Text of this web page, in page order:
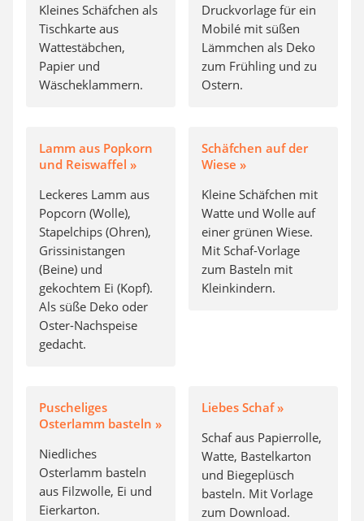
Kleines Schäfchen als
Tischkarte aus
Wattestäbchen,
Papier und
Wäscheklammern.
Druckvorlage für ein
Mobilé mit süßen
Lämmchen als Deko
zum Frühling und zu
Ostern.
Lamm aus Popkorn
und Reiswaffel »
Leckeres Lamm aus
Popcorn (Wolle),
Stapelchips (Ohren),
Grissinistangen
(Beine) und
gekochtem Ei (Kopf).
Als süße Deko oder
Oster-Nachspeise
gedacht.
Schäfchen auf der
Wiese »
Kleine Schäfchen mit
Watte und Wolle auf
einer grünen Wiese.
Mit Schaf-Vorlage
zum Basteln mit
Kleinkindern.
Puscheliges
Osterlamm basteln »
Niedliches
Osterlamm basteln
aus Filzwolle, Ei und
Eierkarton.
Liebes Schaf »
Schaf aus Papierrolle,
Watte, Bastelkarton
und Biegeplüsch
basteln. Mit Vorlage
zum Download.